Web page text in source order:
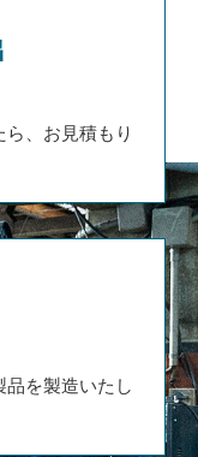
、お見積もり
を製造いたし